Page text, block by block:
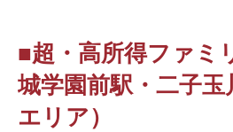
■超・高所得ファミ
城学園前駅・二子玉
エリア）